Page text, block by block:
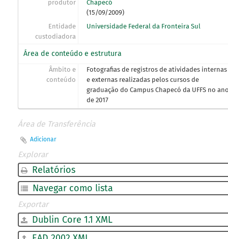
produtor
Chapecó
(15/09/2009)
Entidade
custodiadora
Universidade Federal da Fronteira Sul
Área de conteúdo e estrutura
Âmbito e
conteúdo
Fotografias de registros de atividades internas
e externas realizadas pelos cursos de
graduação do Campus Chapecó da UFFS no
de 2017
Área de Transferência
Adicionar
Explorar
Relatórios
Navegar como lista
Exportar
Dublin Core 1.1 XML